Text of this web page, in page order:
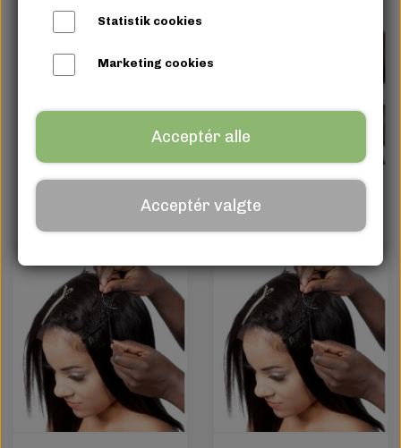
Statistik cookies
Marketing cookies
Acceptér alle
Acceptér valgte